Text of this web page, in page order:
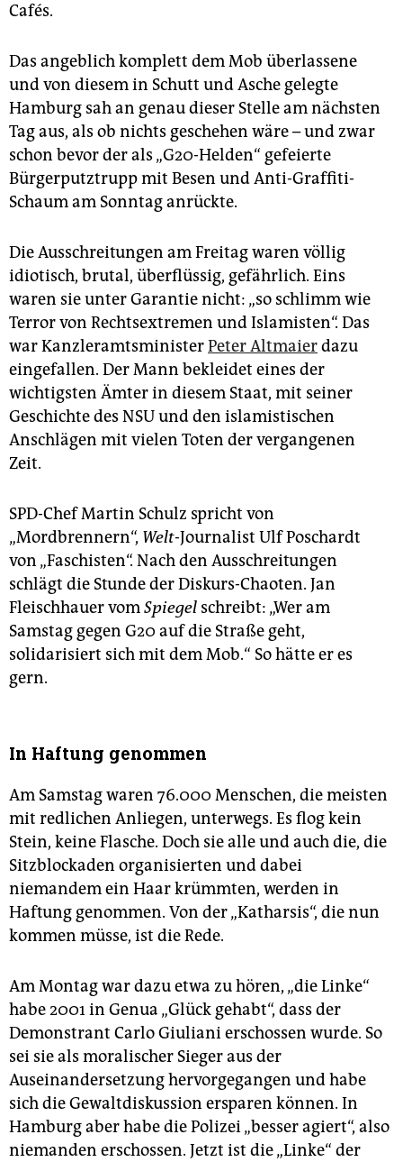
Cafés.
Das angeblich komplett dem Mob überlassene
und von diesem in Schutt und Asche gelegte
Hamburg sah an genau dieser Stelle am nächsten
Tag aus, als ob nichts geschehen wäre – und zwar
schon bevor der als „G20-Helden“ gefeierte
Bürgerputztrupp mit Besen und Anti-Graffiti-
Schaum am Sonntag anrückte.
Die Ausschreitungen am Freitag waren völlig
idiotisch, brutal, überflüssig, gefährlich. Eins
waren sie unter Garantie nicht: „so schlimm wie
Terror von Rechtsextremen und Islamisten“. Das
war KanzleramtsministerPeter Altmaierdazu
eingefallen. Der Mann bekleidet eines der
wichtigsten Ämter in diesem Staat, mit seiner
Geschichte des NSU und den islamistischen
Anschlägen mit vielen Toten der vergangenen
Zeit.
SPD-Chef Martin Schulz spricht von
„Mordbrennern“, Welt-Journalist Ulf Poschardt
von „Faschisten“. Nach den Ausschreitungen
schlägt die Stunde der Diskurs-Chaoten. Jan
Fleischhauer vomSpiegel schreibt: „Wer am
Samstag gegen G20 auf die Straße geht,
solidarisiert sich mit dem Mob.“ So hätte er es
gern.
In Haftung genommen
Am Samstag waren 76.000 Menschen, die meisten
mit redlichen Anliegen, unterwegs. Es flog kein
Stein, keine Flasche. Doch sie alle und auch die, die
Sitzblockaden organisierten und dabei
niemandem ein Haar krümmten, werden in
Haftung genommen. Von der „Katharsis“, die nun
kommen müsse, ist die Rede.
Am Montag war dazu etwa zu hören, „die Linke“
habe 2001 in Genua „Glück gehabt“, dass der
Demonstrant Carlo Giuliani erschossen wurde. So
sei sie als moralischer Sieger aus der
Auseinandersetzung hervorgegangen und habe
sich die Gewaltdiskussion ersparen können. In
Hamburg aber habe die Polizei „besser agiert“, also
niemanden erschossen. Jetzt ist die „Linke“ der